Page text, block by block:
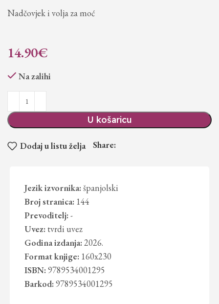
Nadčovjek i volja za moć
14.90€
Na zalihi
U košaricu
Dodaj u listu želja Share:
Jezik izvornika: španjolski
Broj stranica: 144
Prevoditelj: -
Uvez: tvrdi uvez
Godina izdanja: 2026.
Format knjige: 160x230
ISBN: 9789534001295
Barkod: 9789534001295